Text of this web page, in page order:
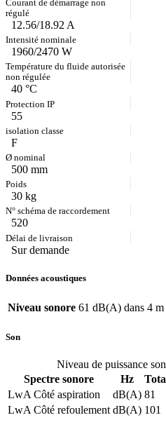
12.56/18.92 A
1960/2470 W
40 °C
55
F
500 mm
30 kg
520
Sur demande
Données acoustiques
Niveau sonore 61 dB(A) dans 4 m
Son
Niveau de puissance
Spectre sonore
Hz
LwA Côté aspiration
dB(A) 81
LwA Côté refoulement dB(A) 101